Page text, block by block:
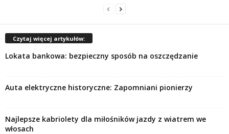
Czytaj więcej artykułów:
Lokata bankowa: bezpieczny sposób na oszczędzanie
Auta elektryczne historyczne: Zapomniani pionierzy
Najlepsze kabriolety dla miłośników jazdy z wiatrem we
włosach